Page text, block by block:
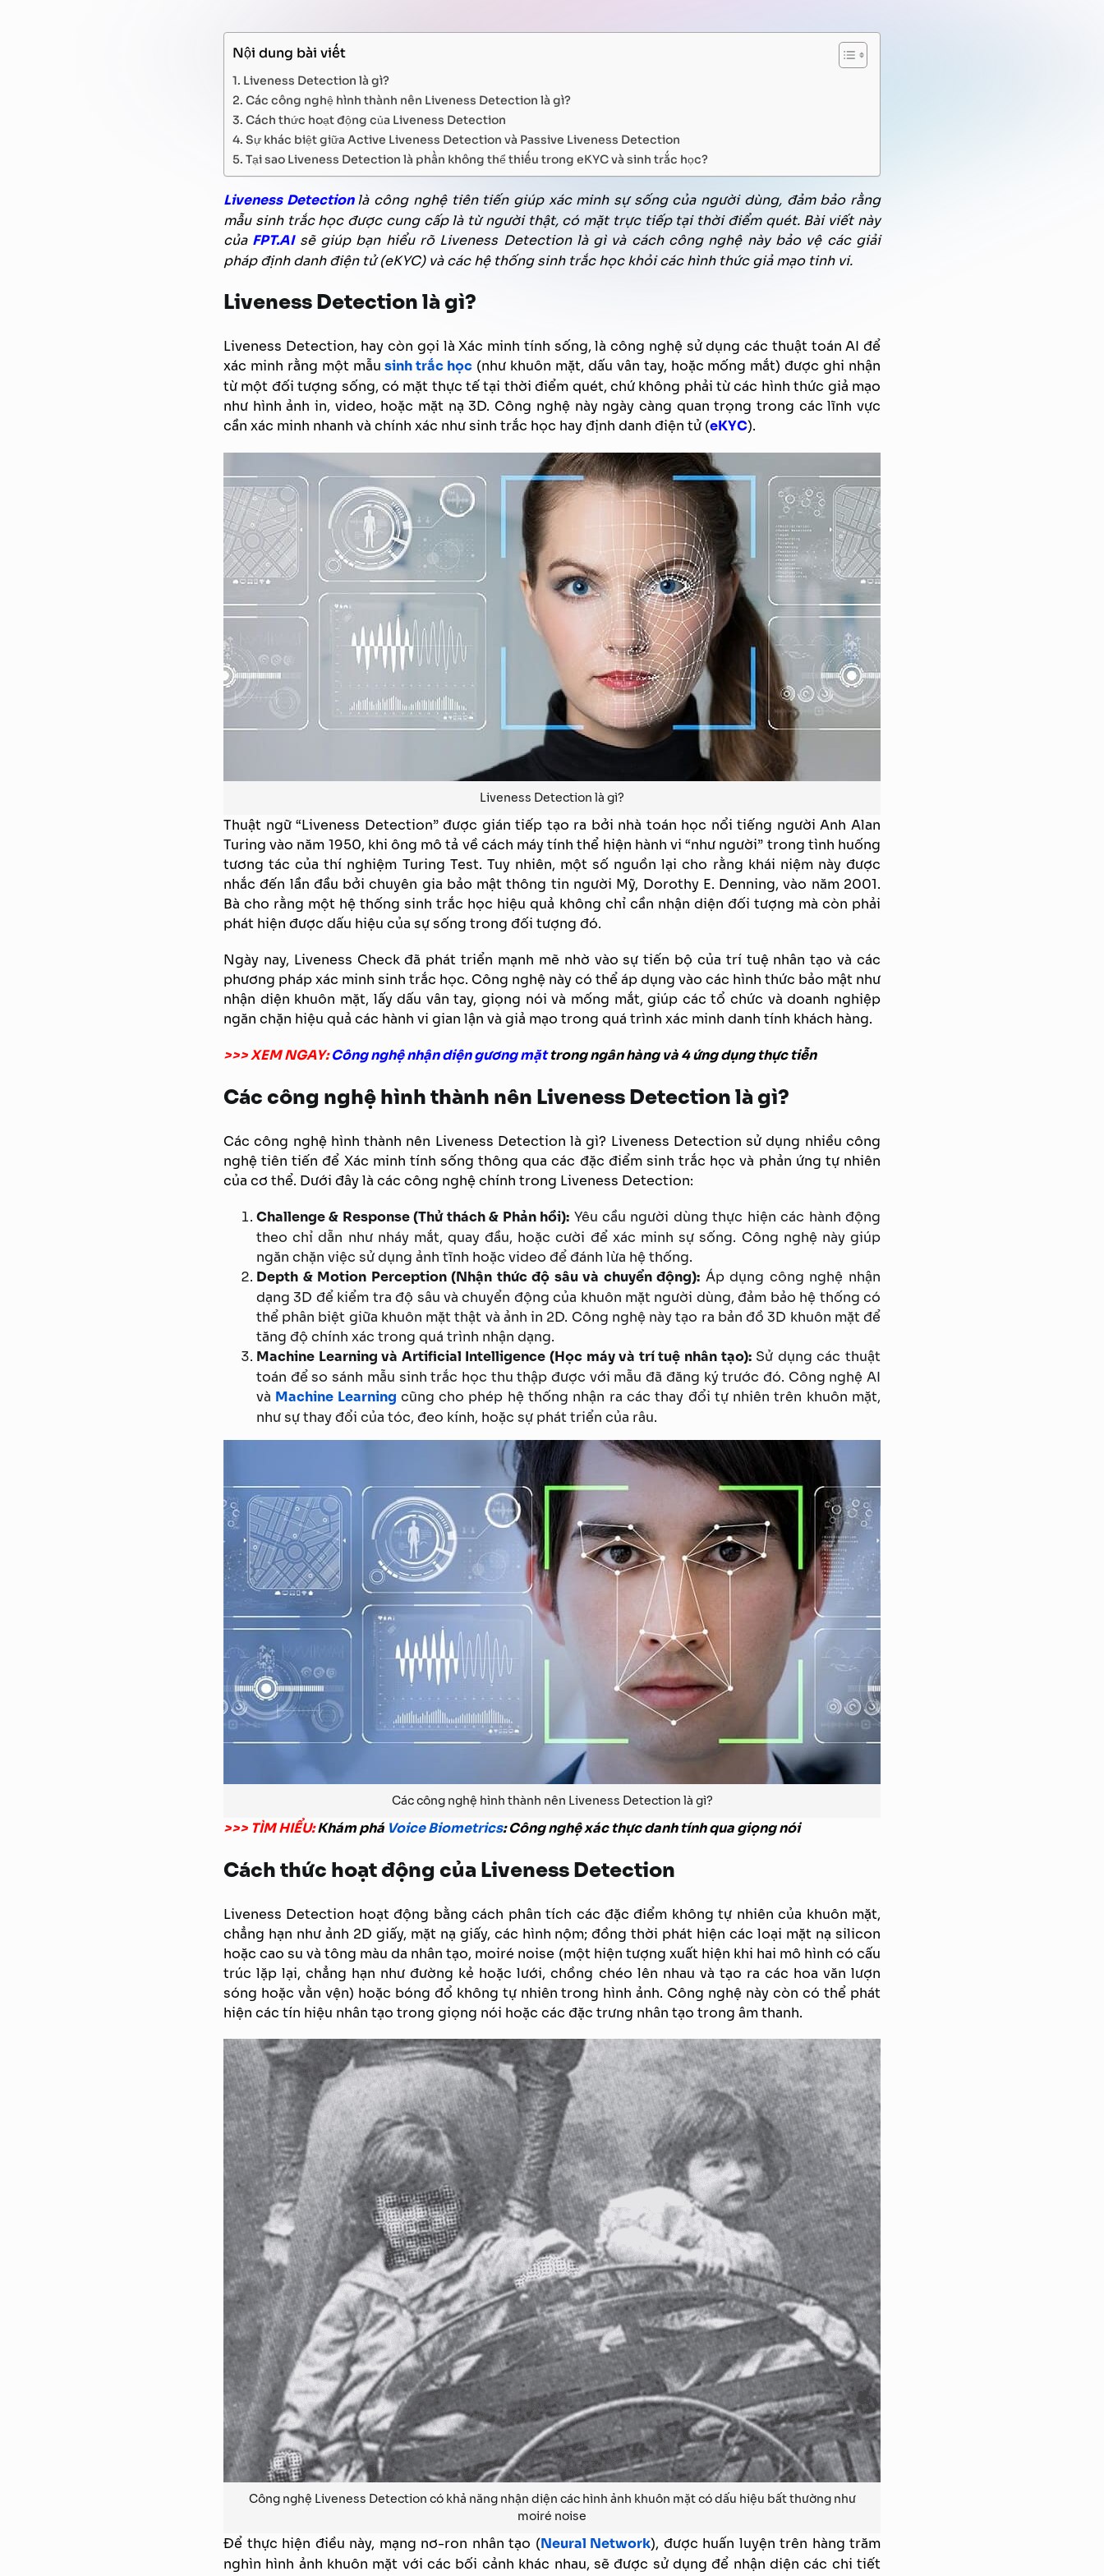
Định danh khách hàng
Nội dung bài viết
Liveness Detection là gì?
Các công nghệ hình thành nên Liveness Detection là gì?
Cách thức hoạt động của Liveness Detection
Sự khác biệt giữa Active Liveness Detection và Passive Liveness Detection
Tại sao Liveness Detection là phần không thể thiếu trong eKYC và sinh trắc học?
Liveness Detectionlà công nghệ tiên tiến giúp xác minh sự sống của người dùng, đảm bảo rằng
mẫu sinh trắc học được cung cấp là từ người thật, có mặt trực tiếp tại thời điểm quét. Bài viết này
của FPT.AIsẽ giúp bạn hiểu rõ Liveness Detection là gì và cách công nghệ này bảo vệ các giải
pháp định danh điện tử (eKYC) và các hệ thống sinh trắc học khỏi các hình thức giả mạo tinh vi.
Liveness Detection là gì?
Liveness Detection, hay còn gọi là Xác minh tính sống, là công nghệ sử dụng các thuật toán AI để
xác minh rằng một mẫusinh trắc học (như khuôn mặt, dấu vân tay, hoặc mống mắt) được ghi nhận
từ một đối tượng sống, có mặt thực tế tại thời điểm quét, chứ không phải từ các hình thức giả mạo
như hình ảnh in, video, hoặc mặt nạ 3D. Công nghệ này ngày càng quan trọng trong các lĩnh vực
cần xác minh nhanh và chính xác như sinh trắc học hay định danh điện tử (eKYC).
Liveness Detection là gì?
Thuật ngữ “Liveness Detection” được gián tiếp tạo ra bởi nhà toán học nổi tiếng người Anh Alan
Turing vào năm 1950, khi ông mô tả về cách máy tính thể hiện hành vi “như người” trong tình huống
tương tác của thí nghiệm Turing Test. Tuy nhiên, một số nguồn lại cho rằng khái niệm này được
nhắc đến lần đầu bởi chuyên gia bảo mật thông tin người Mỹ, Dorothy E. Denning, vào năm 2001.
Bà cho rằng một hệ thống sinh trắc học hiệu quả không chỉ cần nhận diện đối tượng mà còn phải
phát hiện được dấu hiệu của sự sống trong đối tượng đó.
Ngày nay, Liveness Check đã phát triển mạnh mẽ nhờ vào sự tiến bộ của trí tuệ nhân tạo và các
phương pháp xác minh sinh trắc học. Công nghệ này có thể áp dụng vào các hình thức bảo mật như
nhận diện khuôn mặt, lấy dấu vân tay, giọng nói và mống mắt, giúp các tổ chức và doanh nghiệp
ngăn chặn hiệu quả các hành vi gian lận và giả mạo trong quá trình xác minh danh tính khách hàng.
>>> XEM NGAY: Công nghệ nhận diện gương mặttrong ngân hàng và 4 ứng dụng thực tiễn
Các công nghệ hình thành nên Liveness Detection là gì?
Các công nghệ hình thành nên Liveness Detection là gì? Liveness Detection sử dụng nhiều công
nghệ tiên tiến để Xác minh tính sống thông qua các đặc điểm sinh trắc học và phản ứng tự nhiên
của cơ thể. Dưới đây là các công nghệ chính trong Liveness Detection:
Challenge & Response (Thử thách & Phản hồi): Yêu cầu người dùng thực hiện các hành động
theo chỉ dẫn như nháy mắt, quay đầu, hoặc cười để xác minh sự sống. Công nghệ này giúp
ngăn chặn việc sử dụng ảnh tĩnh hoặc video để đánh lừa hệ thống.
Depth & Motion Perception (Nhận thức độ sâu và chuyển động): Áp dụng công nghệ nhận
dạng 3D để kiểm tra độ sâu và chuyển động của khuôn mặt người dùng, đảm bảo hệ thống có
thể phân biệt giữa khuôn mặt thật và ảnh in 2D. Công nghệ này tạo ra bản đồ 3D khuôn mặt để
tăng độ chính xác trong quá trình nhận dạng.
Machine Learning và Artificial Intelligence (Học máy và trí tuệ nhân tạo):Sử dụng các thuật
toán để so sánh mẫu sinh trắc học thu thập được với mẫu đã đăng ký trước đó. Công nghệ AI
và Machine Learning cũng cho phép hệ thống nhận ra các thay đổi tự nhiên trên khuôn mặt,
như sự thay đổi của tóc, đeo kính, hoặc sự phát triển của râu.
Các công nghệ hình thành nên Liveness Detection là gì?
>>> TÌM HIỂU:Khám phá Voice Biometrics: Công nghệ xác thực danh tính qua giọng nói
Cách thức hoạt động của Liveness Detection
Liveness Detection hoạt động bằng cách phân tích các đặc điểm không tự nhiên của khuôn mặt,
chẳng hạn như ảnh 2D giấy, mặt nạ giấy, các hình nộm; đồng thời phát hiện các loại mặt nạ silicon
hoặc cao su và tông màu da nhân tạo, moiré noise (một hiện tượng xuất hiện khi hai mô hình có cấu
trúc lặp lại, chẳng hạn như đường kẻ hoặc lưới, chồng chéo lên nhau và tạo ra các hoa văn lượn
sóng hoặc vằn vện) hoặc bóng đổ không tự nhiên trong hình ảnh. Công nghệ này còn có thể phát
hiện các tín hiệu nhân tạo trong giọng nói hoặc các đặc trưng nhân tạo trong âm thanh.
Công nghệ Liveness Detection có khả năng nhận diện các hình ảnh khuôn mặt có dấu hiệu bất thường như
moiré noise
Để thực hiện điều này, mạng nơ-ron nhân tạo (Neural Network), được huấn luyện trên hàng trăm
nghìn hình ảnh khuôn mặt với các bối cảnh khác nhau, sẽ được sử dụng để nhận diện các chi tiết